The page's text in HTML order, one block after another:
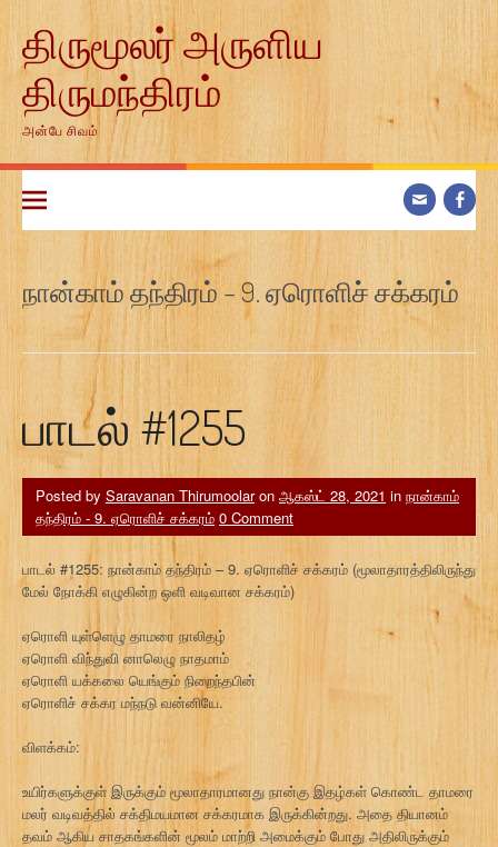
contentதிருமூலர் அருளிய
திருமந்திரம்
அன்பே சிவம்
நான்காம் தந்திரம் – 9. ஏரொளிச் சக்கரம்
பாடல் #1255
Posted by Saravanan Thirumoolaron ஆகஸ்ட் 28, 2021 in நான்காம்
தந்திரம் - 9. ஏரொளிச் சக்கரம் 0 Comment
பாடல் #1255: நான்காம் தந்திரம் – 9. ஏரொளிச் சக்கரம் (மூலாதாரத்திலிருந்து
மேல் நோக்கி எழுகின்ற ஒளி வடிவான சக்கரம்)
ஏரொளி யுள்ளெழு தாமரை நாலிதழ்
ஏரொளி விந்துவி னாலெழு நாதமாம்
ஏரொளி யக்கலை யெங்கும் நிறைந்தபின்
ஏரொளிச் சக்கர மந்நடு வன்னியே.
விளக்கம்:
உயிர்களுக்குள் இருக்கும் மூலாதாரமானது நான்கு இதழ்கள் கொண்ட தாமரை
மலர் வடிவத்தில் சக்திமயமான சக்கரமாக இருக்கின்றது. அதை தியானம்
தவம் ஆகிய சாதகங்களின் மூலம் மாற்றி அமைக்கும் போது அதிலிருக்கும்